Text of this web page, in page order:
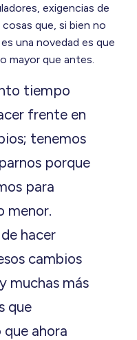
exigencias de
que, si bien no
una novedad es que
mayor que antes.
tiempo
frente en
tenemos
porque
para
menor.
hacer
cambios
muchas más
que
ahora